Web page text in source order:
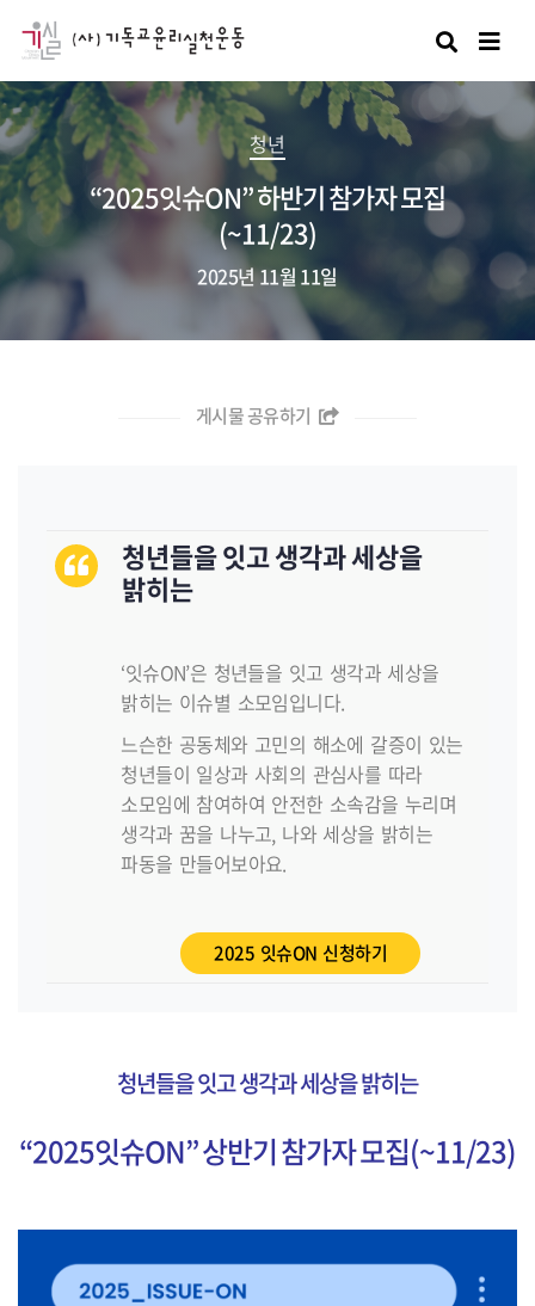
검색
청년
“2025잇슈ON” 하반기 참가자 모집
(~11/23)
2025년 11월 11일
게시물 공유하기
청년들을 잇고생각과 세상을
밝히는
‘잇슈ON’은 청년들을 잇고 생각과 세상을
밝히는 이슈별 소모임입니다.
느슨한 공동체와 고민의 해소에 갈증이 있는
청년들이 일상과 사회의 관심사를 따라
소모임에 참여하여 안전한 소속감을 누리며
생각과 꿈을 나누고, 나와 세상을 밝히는
파동을 만들어보아요.
2025 잇슈ON 신청하기
청년들을 잇고 생각과 세상을 밝히는
“2025잇슈ON” 상반기 참가자 모집(~11/23)